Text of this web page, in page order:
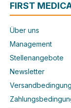
FIRST
Über uns
Management
Stellenangebote
Newsletter